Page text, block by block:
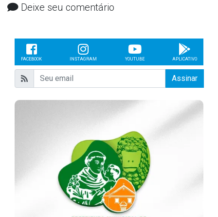
Deixe seu comentário
FACEBOOK INSTAGRAM YOUTUBE APLICATIVO
Assinar